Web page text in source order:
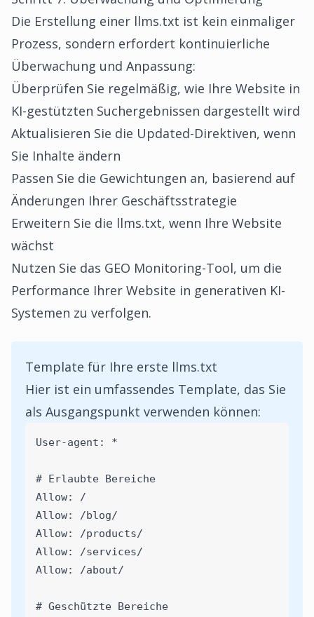
Die Erstellung einer llms.txt ist kein einmaliger
Prozess, sondern erfordert kontinuierliche
Überwachung und Anpassung:
Überprüfen Sie regelmäßig, wie Ihre Website in
KI-gestützten Suchergebnissen dargestellt wird
Aktualisieren Sie die Updated-Direktiven, wenn
Sie Inhalte ändern
Passen Sie die Gewichtungen an, basierend auf
Änderungen Ihrer Geschäftsstrategie
Erweitern Sie die llms.txt, wenn Ihre Website
wächst
Nutzen Sie das GEO Monitoring-Tool, um die
Performance Ihrer Website in generativen KI-
Systemen zu verfolgen.
Template für Ihre erste llms.txt
Hier ist ein umfassendes Template, das Sie
als Ausgangspunkt verwenden können:
User-agent: *
# Erlaubte Bereiche
Allow: /
Allow: /blog/
Allow: /products/
Allow: /services/
Allow: /about/
# Geschützte Bereiche